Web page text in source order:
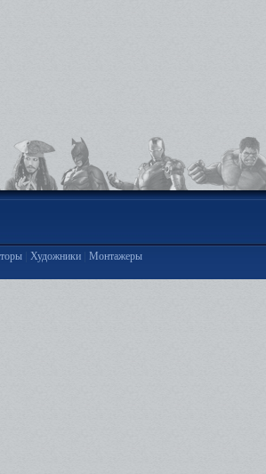
| Художники| Монтажеры